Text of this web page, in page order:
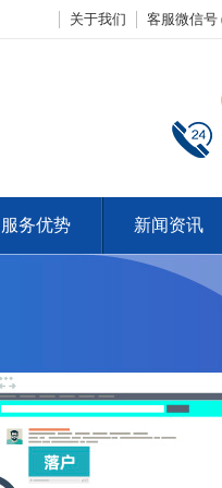
关于我们 客服微信号
服务优势 新闻资讯